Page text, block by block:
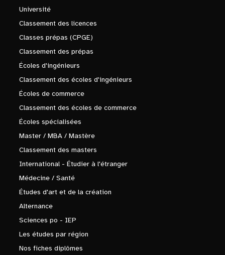
Université
Classement des licences
Classes prépas (CPGE)
Classement des prépas
Écoles d'ingénieurs
Classement des écoles d'ingénieurs
Écoles de commerce
Classement des écoles de commerce
Écoles spécialisées
Master / MBA / Mastère
Classement des masters
International - Étudier à l'étranger
Médecine / Santé
Études d'art et de la création
Alternance
Sciences po - IEP
Les études par région
Nos fiches diplômes